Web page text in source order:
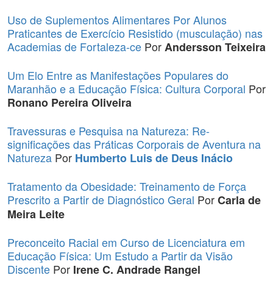
Uso de Suplementos Alimentares Por Alunos
Praticantes de Exercício Resistido (musculação) nas
Academias de Fortaleza-ce PorAndersson Teixeira
Um Elo Entre as Manifestações Populares do
Maranhão e a Educação Física: Cultura Corporal Por
Ronano Pereira Oliveira
Travessuras e Pesquisa na Natureza: Re-
significações das Práticas Corporais de Aventura na
Natureza Por Humberto Luis de Deus Inácio
Tratamento da Obesidade: Treinamento de Força
Prescrito a Partir de Diagnóstico Geral PorCarla de
Meira Leite
Preconceito Racial em Curso de Licenciatura em
Educação Física: Um Estudo a Partir da Visão
Discente Por Irene C. Andrade Rangel